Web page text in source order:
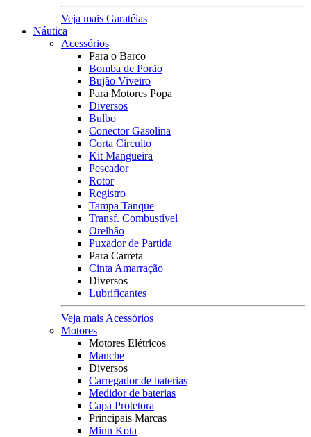
Veja mais Garatéias
Náutica
Acessórios
Para o Barco
Bomba de Porão
Bujão Viveiro
Para Motores Popa
Diversos
Bulbo
Conector Gasolina
Corta Circuito
Kit Mangueira
Pescador
Rotor
Registro
Tampa Tanque
Transf. Combustível
Orelhão
Puxador de Partida
Para Carreta
Cinta Amarração
Diversos
Lubrificantes
Veja mais Acessórios
Motores
Motores Elétricos
Manche
Diversos
Carregador de baterias
Medidor de baterias
Capa Protetora
Principais Marcas
Minn Kota